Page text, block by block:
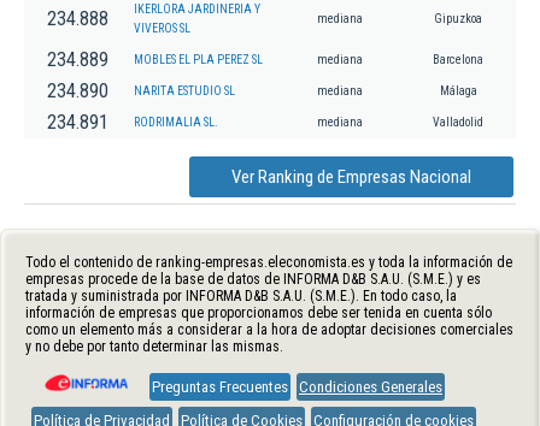
234.888
IKERLORA JARDINERIA Y
VIVEROS SL
mediana Gipuzkoa
234.889 MOBLES EL PLA PEREZ SL mediana Barcelona
234.890 NARITA ESTUDIO SL mediana Málaga
234.891 RODRIMALIA SL. mediana Valladolid
Ver Ranking de Empresas Nacional
Todo el contenido de ranking-empresas.eleconomista.es y toda la información de
empresas procede de la base de datos de INFORMA D&B S.A.U. (S.M.E.) y es
tratada y suministrada por INFORMA D&B S.A.U. (S.M.E.). En todo caso, la
información de empresas que proporcionamos debe ser tenida en cuenta sólo
como un elemento más a considerar a la hora de adoptar decisiones comerciales
y no debe por tanto determinar las mismas.
Preguntas Frecuentes Condiciones Generales
Política de Privacidad
Política de Cookies Configuración de cookies